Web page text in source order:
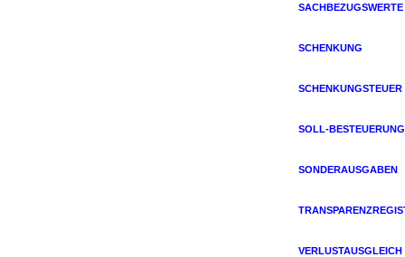
SACHBEZUGSWERTE
SCHENKUNG
SCHENKUNGSTEUER
SOLL-BESTEUERUNG
SONDERAUSGABEN
VERLUSTAUSGLEICH